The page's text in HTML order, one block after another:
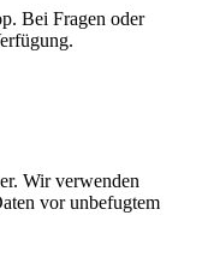
Bei Fragen oder
Wir verwenden
vor unbefugtem